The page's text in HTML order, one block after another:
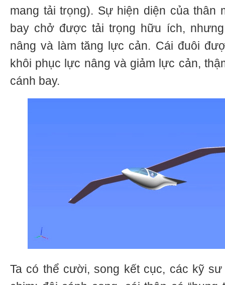
mang tải trọng). Sự hiện diện của thân
bay chở được tải trọng hữu ích,
nâng và làm tăng lực cản. Cái đuôi
khôi phục lực nâng và giảm lực cản,
cánh bay.
Ta có thể cười, song kết cục, các kỹ